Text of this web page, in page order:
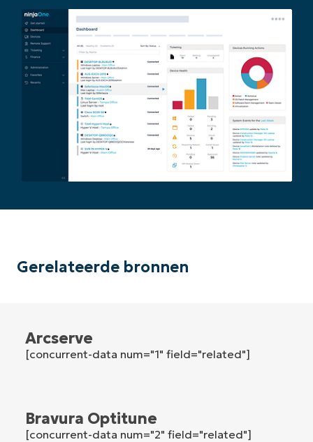
Gerelateerde bronnen
Arcserve
[concurrent-data num="1" field="related"]
Bravura Optitune
[concurrent-data num="2" field="related"]
Begin uw trial van 14 dagen
Geen creditcard nodig, volledige toegang tot
First
number*
Land
name*